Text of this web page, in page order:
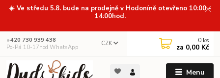
☀️ Ve středu 5.8. bude na prodejně v Hodoníně otevřeno 10:00 -
14:00hod.
Menu
CZK
+420 730 939 438
Po-Pá 10-17hod WhatsApp
0 ks
za 0,00 Kč